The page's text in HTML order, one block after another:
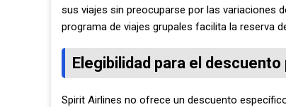
sus viajes sin preocuparse por las variaciones
programa de viajes grupales facilita la reserva
Elegibilidad para el
Spirit Airlines no ofrece un descuento